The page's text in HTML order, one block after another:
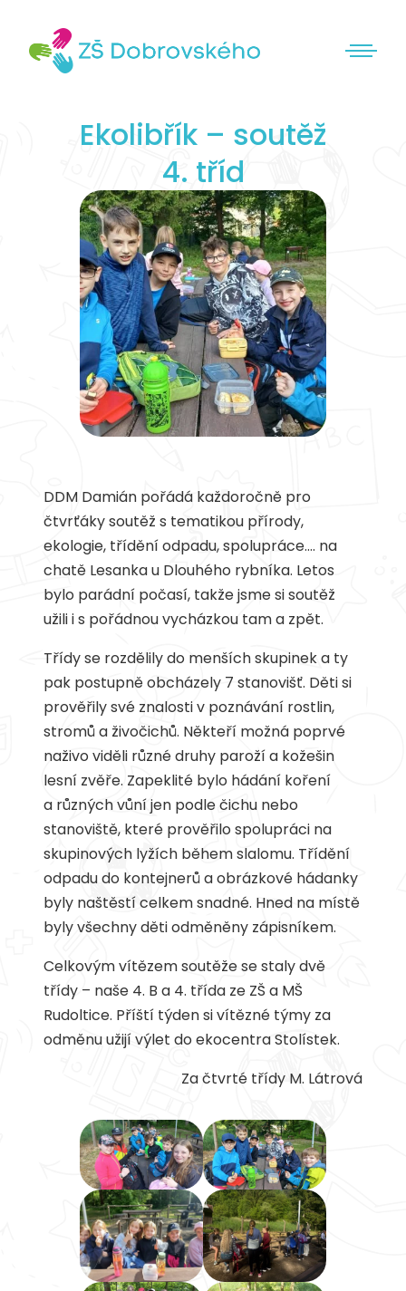
Ekolibřík – soutěž
4. tříd
DDM Damián pořádá každoročně pro
čtvrťáky soutěž s tematikou přírody,
ekologie, třídění odpadu, spolupráce…. na
chatě Lesanka u Dlouhého rybníka. Letos
bylo parádní počasí, takže jsme si soutěž
užili i s pořádnou vycházkou tam a zpět.
Třídy se rozdělily do menších skupinek a ty
pak postupně obcházely 7 stanovišť. Děti si
prověřily své znalosti v poznávání rostlin,
stromů a živočichů. Někteří možná poprvé
naživo viděli různé druhy paroží a kožešin
lesní zvěře. Zapeklité bylo hádání koření
a různých vůní jen podle čichu nebo
stanoviště, které prověřilo spolupráci na
skupinových lyžích během slalomu. Třídění
odpadu do kontejnerů a obrázkové hádanky
byly naštěstí celkem snadné. Hned na místě
byly všechny děti odměněny zápisníkem.
Celkovým vítězem soutěže se staly dvě
třídy – naše 4. B a 4. třída ze ZŠ a MŠ
Rudoltice. Příští týden si vítězné týmy za
odměnu užijí výlet do ekocentra Stolístek.
Za čtvrté třídy M. Látrová